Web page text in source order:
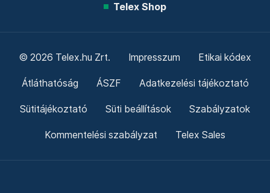
Telex Shop
© 2026 Telex.hu Zrt. Impresszum Etikai kódex
Átláthatóság ÁSZF Adatkezelési tájékoztató
Sütitájékoztató Süti beállítások Szabályzatok
Kommentelési szabályzat Telex Sales